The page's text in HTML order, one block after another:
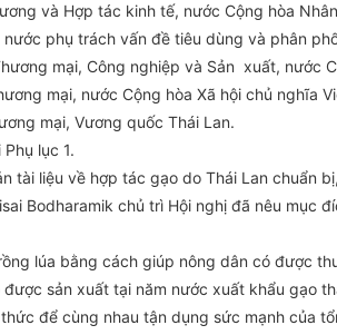
và Hợp tác kinh tế, nước Cộng hòa
phụ trách vấn đề tiêu dùng và phân
mại, Công nghiệp và Sản xuất, nước
mại, nước Cộng hòa Xã hội chủ nghĩa
mại, Vương quốc Thái Lan.
lục 1.
tài liệu về hợp tác gạo do Thái Lan chuẩn
Bodharamik chủ trì Hội nghị đã nêu mục
lúa bằng cách giúp nông dân có được
sản xuất tại năm nước xuất khẩu gạo
để cùng nhau tận dụng sức mạnh của